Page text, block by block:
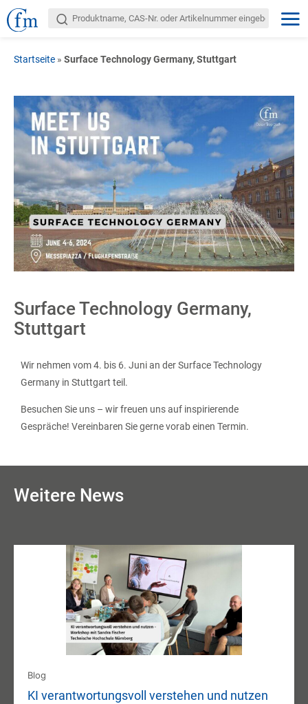
Startseite » Surface Technology Germany, Stuttgart
Surface Technology Germany,
Stuttgart
Wir nehmen vom 4. bis 6. Juni an der Surface Technology
Germany in Stuttgart teil.
Besuchen Sie uns – wir freuen uns auf inspirierende
Gespräche! Vereinbaren Sie gerne vorab einen Termin.
Weitere News
Blog
KI verantwortungsvoll verstehen und nutzen